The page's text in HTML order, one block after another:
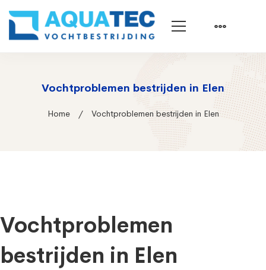
Vochtproblemen bestrijden in Elen
Home Vochtproblemen bestrijden in Elen
Vochtproblemen
bestrijden in Elen